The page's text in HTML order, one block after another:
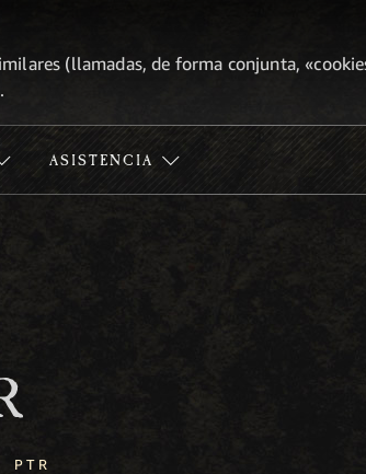
(llamadas, de forma conjunta,
ASISTENCIA
PTR